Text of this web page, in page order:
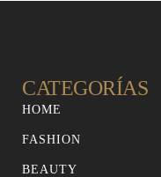
CATEGORÍAS
HOME
FASHION
BEAUTY